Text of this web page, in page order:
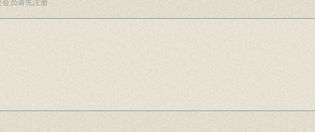
会员请先注册